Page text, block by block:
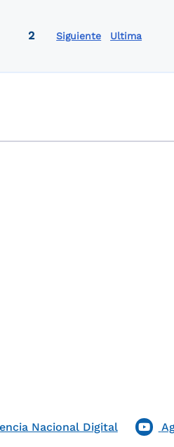
actual
Page
2 Siguiente
Última
Ultima
Nacional Digital